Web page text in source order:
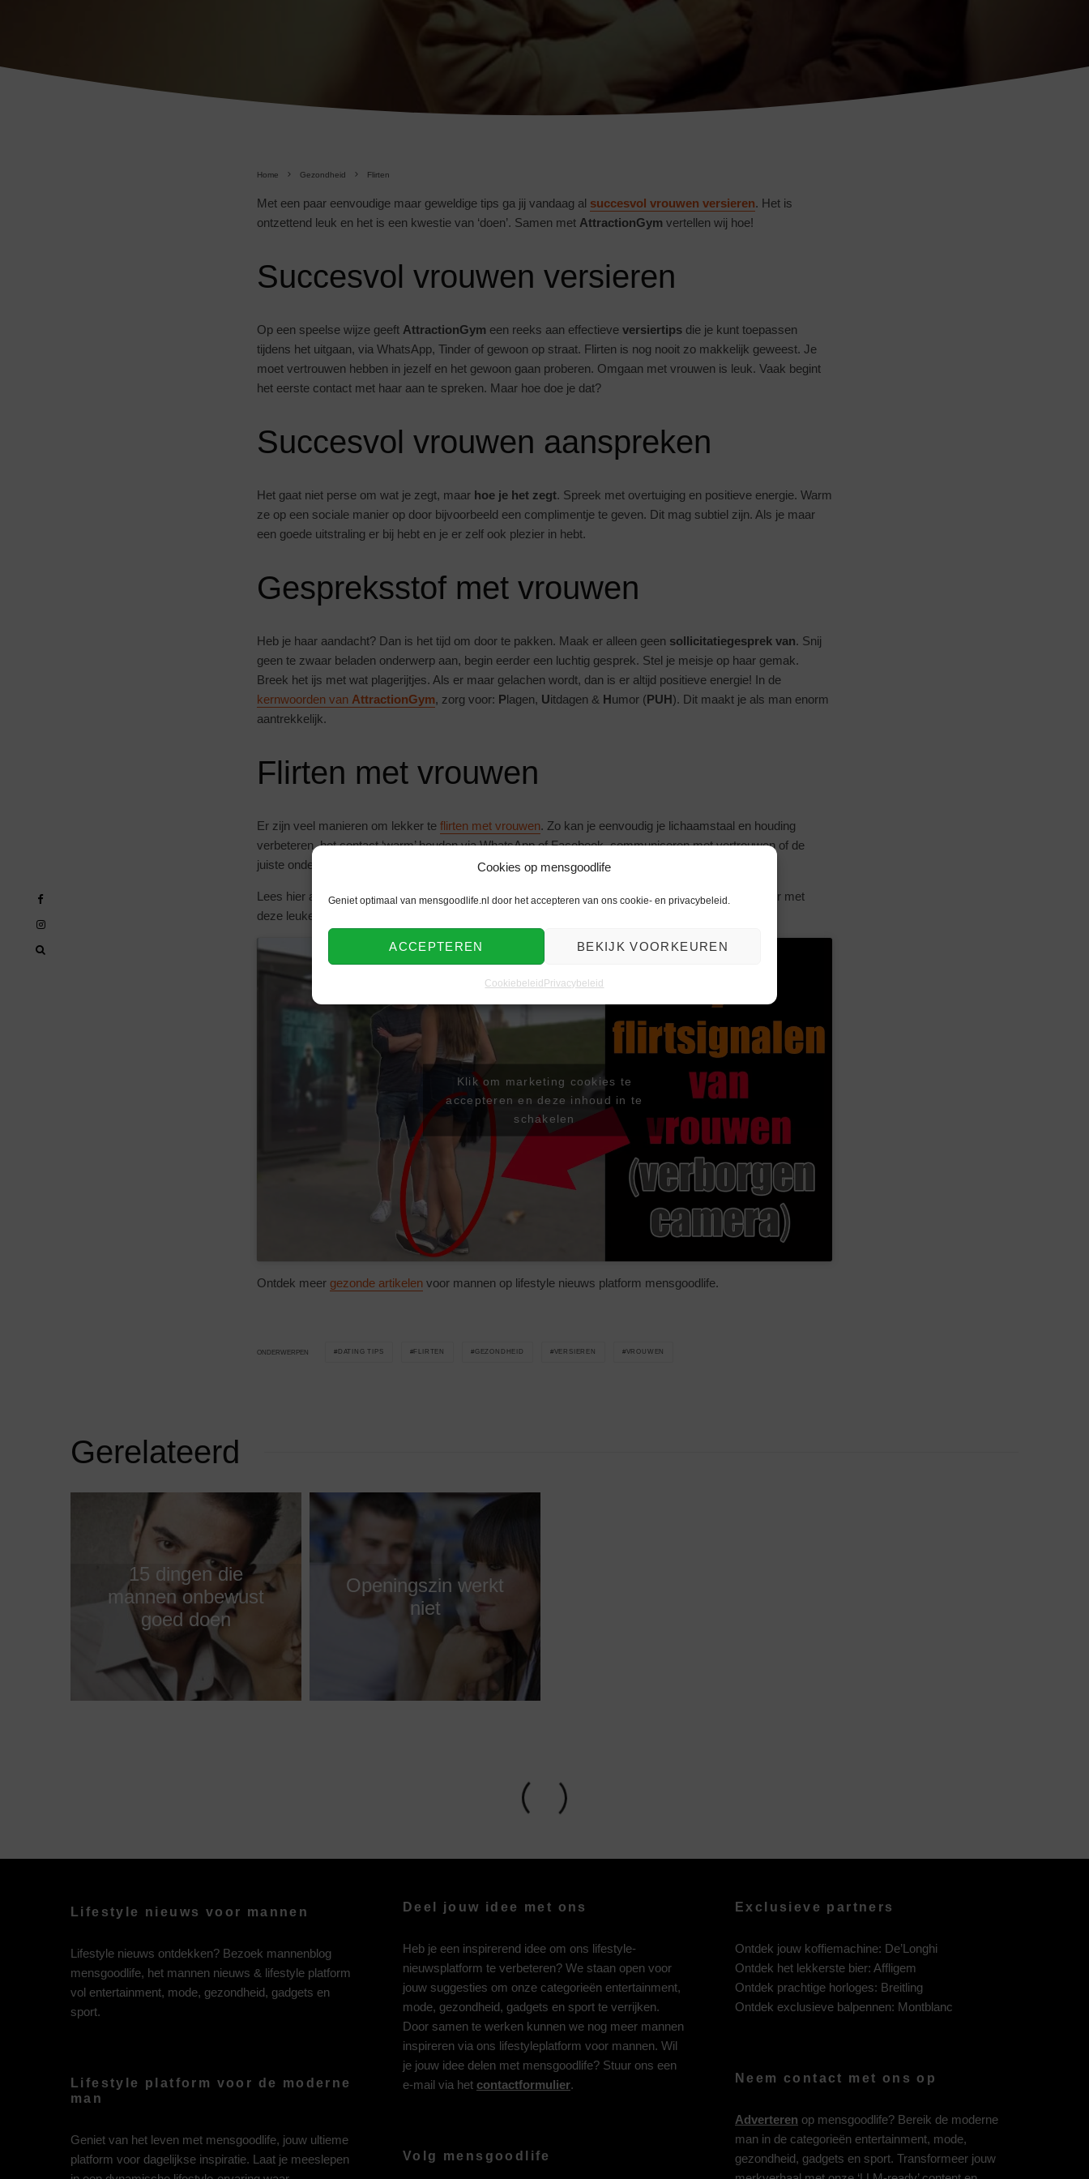
Cookies op mensgoodlife
Geniet optimaal van mensgoodlife.nl door het accepteren van ons cookie- en privacybeleid.
ACCEPTEREN BEKIJK VOORKEUREN
Cookiebeleid Privacybeleid
Home Gezondheid Flirten
Met een paar eenvoudige maar geweldige tips ga jij vandaag al succesvol vrouwen versieren. Het is
ontzettend leuk en het is een kwestie van ‘doen’. Samen met AttractionGym vertellen wij hoe!
Succesvol vrouwen versieren
Op een speelse wijze geeft AttractionGym een reeks aan effectieve versiertips die je kunt toepassen
tijdens het uitgaan, via WhatsApp, Tinder of gewoon op straat. Flirten is nog nooit zo makkelijk geweest. Je
moet vertrouwen hebben in jezelf en het gewoon gaan proberen. Omgaan met vrouwen is leuk. Vaak begint
het eerste contact met haar aan te spreken. Maar hoe doe je dat?
Succesvol vrouwen aanspreken
Het gaat niet perse om wat je zegt, maar hoe je het zegt. Spreek met overtuiging en positieve energie. Warm
ze op een sociale manier op door bijvoorbeeld een complimentje te geven. Dit mag subtiel zijn. Als je maar
een goede uitstraling er bij hebt en je er zelf ook plezier in hebt.
Gespreksstof met vrouwen
Heb je haar aandacht? Dan is het tijd om door te pakken. Maak er alleen geen sollicitatiegesprek van. Snij
geen te zwaar beladen onderwerp aan, begin eerder een luchtig gesprek. Stel je meisje op haar gemak.
Breek het ijs met wat plagerijtjes. Als er maar gelachen wordt, dan is er altijd positieve energie! In de
kernwoorden van AttractionGym, zorg voor: Plagen, Uitdagen & Humor (PUH). Dit maakt je als man enorm
aantrekkelijk.
Flirten met vrouwen
Er zijn veel manieren om lekker te flirten met vrouwen. Zo kan je eenvoudig je lichaamstaal en houding
verbeteren, het contact ‘warm’ houden via WhatsApp of Facebook, communiceren met vertrouwen of de
juiste onderwerpen aansnijden.
Lees hier alles over op de website en blogs vanAttractionGym. Heel veel succes en vooral plezier met
deze leuke hobby. En wie weet sla jij binnen no-time de vrouw van je leven aan de haak!
Klik om marketing cookies te
accepteren en deze inhoud in te
schakelen
Ontdek meer gezonde artikelen voor mannen op lifestyle nieuws platform mensgoodlife.
ONDERWERPEN DATING TIPS FLIRTEN GEZONDHEID VERSIEREN VROUWEN
Gerelateerd
15 dingen die
mannen onbewust
goed doen
Openingszin werkt
niet
Lifestyle nieuws voor mannen
Lifestyle nieuws ontdekken? Bezoek mannenblog
mensgoodlife, het mannen nieuws & lifestyle platform
vol entertainment, mode, gezondheid, gadgets en
sport.
Lifestyle platform voor de moderne
man
Geniet van het leven met mensgoodlife, jouw ultieme
platform voor dagelijkse inspiratie. Laat je meeslepen
Deel jouw idee met ons
Heb je een inspirerend idee om ons lifestyle-
nieuwsplatform te verbeteren? We staan open voor
jouw suggesties om onze categorieën entertainment,
mode, gezondheid, gadgets en sport te verrijken.
Door samen te werken kunnen we nog meer mannen
inspireren via ons lifestyleplatform voor mannen. Wil
je jouw idee delen met mensgoodlife? Stuur ons een
e-mail via het contactformulier.
Volg mensgoodlife
Exclusieve partners
Ontdek jouw koffiemachine: De’Longhi
Ontdek het lekkerste bier: Affligem
Ontdek prachtige horloges: Breitling
Ontdek exclusieve balpennen: Montblanc
Neem contact met ons op
Adverteren op mensgoodlife? Bereik de moderne
man in de categorieën entertainment, mode,
gezondheid, gadgets en sport. Transformeer jouw